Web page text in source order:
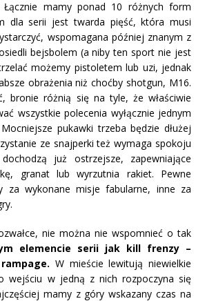
Łącznie mamy ponad 10 różnych form
dla serii jest twarda pięść, która musi
wspomagana później znanym z
bejsbolem (a niby ten sport nie jest
możemy pistoletem lub uzi, jednak
obrażenia niż choćby shotgun, M16.
bronie różnią się na tyle, że właściwie
wszystkie polecenia wyłącznie jednym
pukawki trzeba będzie dłużej
ze snajperki też wymaga spokoju
już ostrzejsze, zapewniające
granat lub wyrzutnia rakiet. Pewne
za wykonane misje fabularne, inne za
nie można nie wspomnieć o tak
elemencie serii jak kill frenzy –
W mieście lewitują niewielkie
wejściu w jedną z nich rozpoczyna się
mamy z góry wskazany czas na